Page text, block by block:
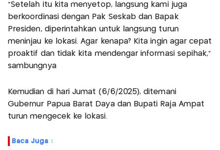
“Setelah itu kita menyetop, langsung kami juga
berkoordinasi dengan Pak Seskab dan Bapak
Presiden, diperintahkan untuk langsung turun
meninjau ke lokasi. Agar kenapa? Kita ingin agar cepat
proaktif dan tidak kita mendengar informasi sepihak,”
sambungnya
Kemudian di hari Jumat (6/6/2025), ditemani
Gubernur Papua Barat Daya dan Bupati Raja Ampat
turun mengecek ke lokasi.
Baca Juga :